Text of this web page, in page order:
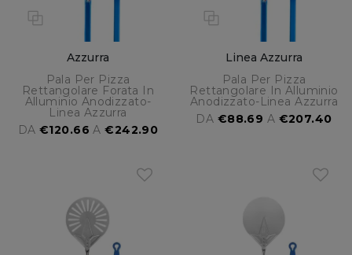
Azzurra
Pala Per Pizza
Rettangolare Forata In
Alluminio Anodizzato-
Linea Azzurra
DA€120.66 A€242.90
Linea Azzurra
Pala Per Pizza
Rettangolare In Alluminio
Anodizzato-Linea Azzurra
DA €88.69 A €207.40